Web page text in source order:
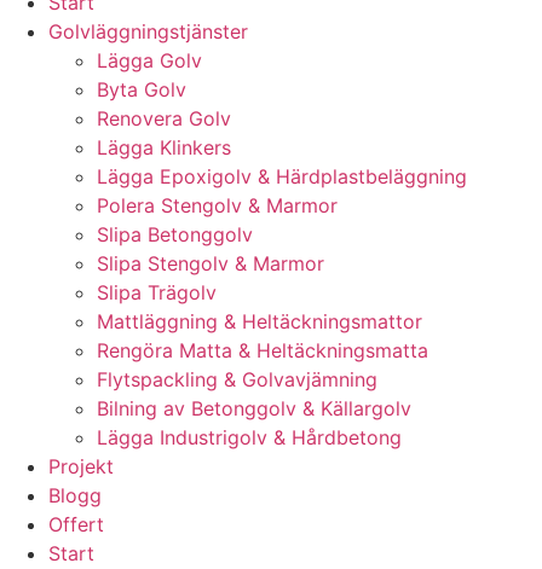
Golvläggningstjänster
Lägga Golv
Byta Golv
Renovera Golv
Lägga Klinkers
Lägga Epoxigolv & Härdplastbeläggning
Polera Stengolv & Marmor
Slipa Betonggolv
Slipa Stengolv & Marmor
Slipa Trägolv
Mattläggning & Heltäckningsmattor
Rengöra Matta & Heltäckningsmatta
Flytspackling & Golvavjämning
Bilning av Betonggolv & Källargolv
Lägga Industrigolv & Hårdbetong
Projekt
Blogg
Offert
Start